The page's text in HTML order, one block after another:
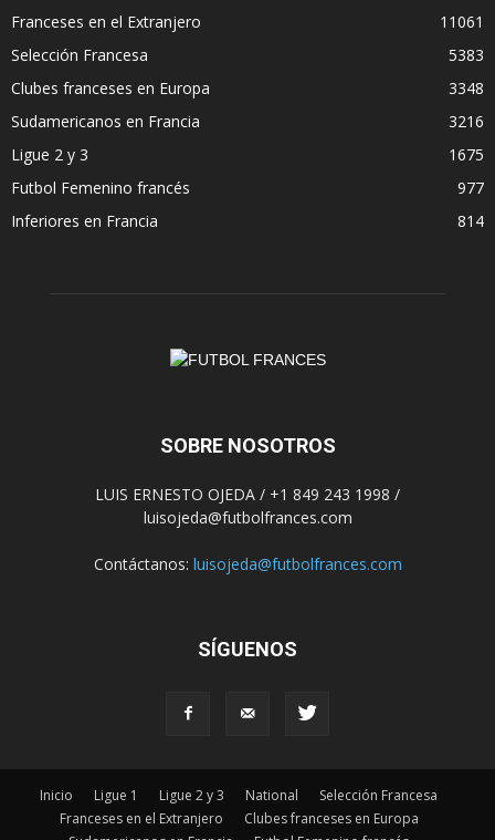
Franceses en el Extranjero
11061
Selección Francesa
5383
Clubes franceses en Europa
3348
Sudamericanos en Francia
3216
Ligue 2 y 3
1675
Futbol Femenino francés
977
Inferiores en Francia
814
SOBRE NOSOTROS
LUIS ERNESTO OJEDA / +1 849 243 1998 /
luisojeda@futbolfrances.com
Contáctanos: luisojeda@futbolfrances.com
SÍGUENOS
Inicio Ligue 1 Ligue 2 y 3 National
Selección Francesa
Franceses en el Extranjero
Clubes franceses en Europa